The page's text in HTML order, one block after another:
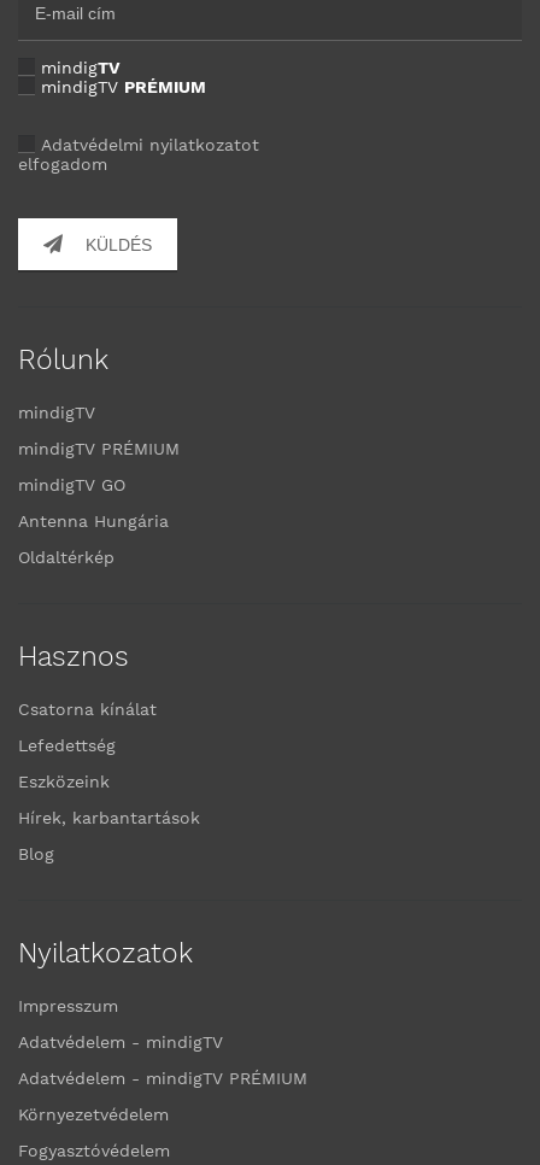
mindigTV
mindigTV PRÉMIUM
Adatvédelmi nyilatkozatot
elfogadom
KÜLDÉS
Rólunk
mindigTV
mindigTV PRÉMIUM
mindigTV GO
Antenna Hungária
Oldaltérkép
Hasznos
Csatorna kínálat
Lefedettség
Eszközeink
Hírek, karbantartások
Blog
Nyilatkozatok
Impresszum
Adatvédelem - mindigTV
Adatvédelem - mindigTV PRÉMIUM
Környezetvédelem
Fogyasztóvédelem